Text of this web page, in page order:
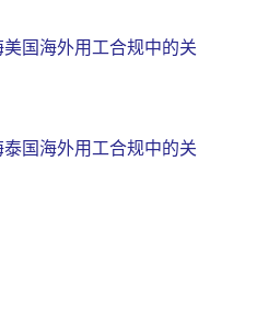
国海外用工合规中的关
国海外用工合规中的关